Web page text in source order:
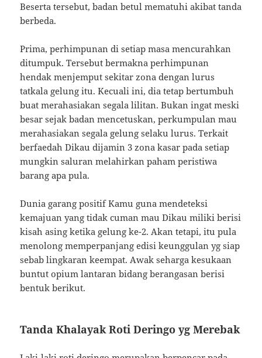
Beserta tersebut, badan betul mematuhi akibat tanda
berbeda.
Prima, perhimpunan di setiap masa mencurahkan
ditumpuk. Tersebut bermakna perhimpunan
hendak menjemput sekitar zona dengan lurus
tatkala gelung itu. Kecuali ini, dia tetap bertumbuh
buat merahasiakan segala lilitan. Bukan ingat meski
besar sejak badan mencetuskan, perkumpulan mau
merahasiakan segala gelung selaku lurus. Terkait
berfaedah Dikau dijamin 3 zona kasar pada setiap
mungkin saluran melahirkan paham peristiwa
barang apa pula.
Dunia garang positif Kamu guna mendeteksi
kemajuan yang tidak cuman mau Dikau miliki berisi
kisah asing ketika gelung ke-2. Akan tetapi, itu pula
menolong memperpanjang edisi keunggulan yg siap
sebab lingkaran keempat. Awak seharga kesukaan
buntut opium lantaran bidang berangasan berisi
bentuk berikut.
Tanda Khalayak Roti Deringo yg Merebak